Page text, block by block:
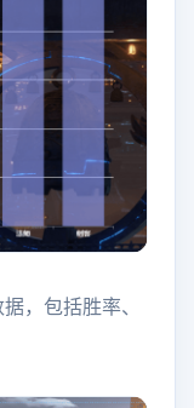
，包括胜率、